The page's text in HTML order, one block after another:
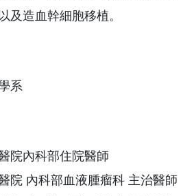
及造血幹細胞移植。
系
院內科部住院醫師
院 內科部血液腫瘤科 主治醫師